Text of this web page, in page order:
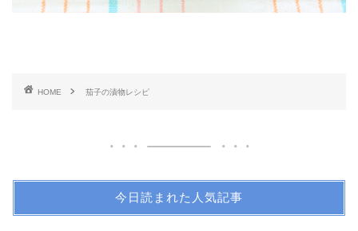
HOME 茄子の漬物レシピ
今日読まれた人気記事